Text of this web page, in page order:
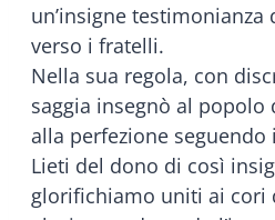
un’insigne
verso i fratelli.
Nella sua regola, con
saggia insegnò al
alla perfezione seguendo
Lieti del dono di così
glorifichiamo uniti ai cori